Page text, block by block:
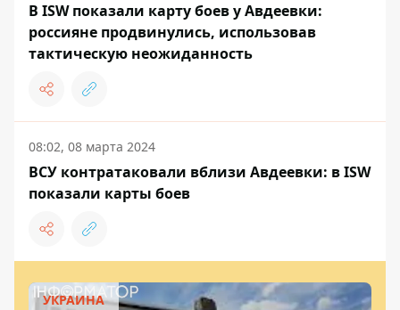
В ISW показали карту боев у Авдеевки:
россияне продвинулись, использовав
тактическую неожиданность
08:02, 08 марта 2024
ВСУ контратаковали вблизи Авдеевки: в ISW
показали карты боев
УКРАИНА